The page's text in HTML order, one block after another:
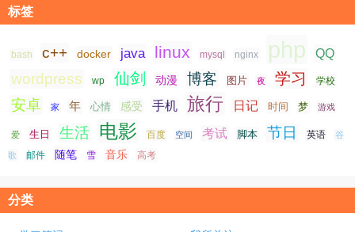
标签
bash c++ docker java linux mysql nginx php QQ
wordpress wp 仙剑 动漫 博客 图片 夜 学习 学校
安卓 家 年 心情 感受 手机 旅行 日记 时间 梦 游戏
爱 生日 生活 电影 百度 空间 考试 脚本 节日 英语 谷
歌 邮件 随笔 雪 音乐 高考
分类